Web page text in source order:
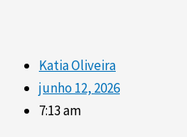
Katia Oliveira
junho 12, 2026
7:13 am